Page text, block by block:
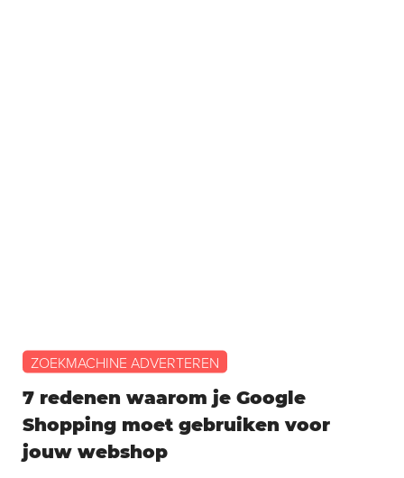
ZOEKMACHINE ADVERTEREN
7 redenen waarom je Google
Shopping moet gebruiken voor
jouw webshop